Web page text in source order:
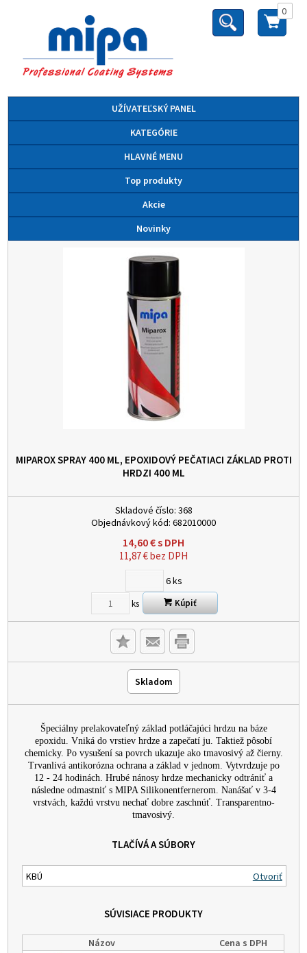
0
UŽÍVATEĽSKÝ PANEL
KATEGÓRIE
HLAVNÉ MENU
Top produkty
Akcie
Novinky
MIPAROX SPRAY 400 ML, EPOXIDOVÝ PEČATIACI ZÁKLAD PROTI
HRDZI 400 ML
Skladové číslo: 368
Objednávkový kód: 682010000
14,60€s DPH
11,87€bez DPH
6ks
ks Kúpiť
Skladom
Špeciálny prelakovateľný základ potláčajúci hrdzu na báze
epoxidu. Vniká do vrstiev hrdze a zapečatí ju. Taktiež pôsobí
chemicky. Po vysušení sa povrch ukazuje ako tmavosivý až čierny.
Trvanlivá antikorózna ochrana a základ v jednom. Vytvrdzuje po
12 - 24 hodinách. Hrubé nánosy hrdze mechanicky odtrániť a
následne odmastniť s MIPA Silikonentfernerom. Nanášať v 3-4
vrstvách, každú vrstvu nechať dobre zaschnúť. Transparentno-
tmavosivý.
TLAČÍVÁ A SÚBORY
KBÚ Otvoriť
SÚVISIACE PRODUKTY
Názov
Cena s DPH